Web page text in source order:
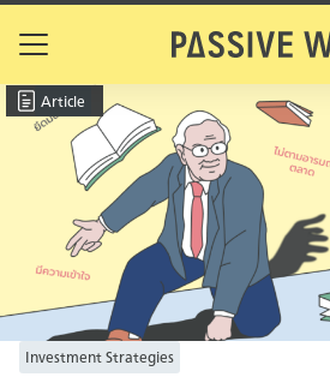
Skip
for:Article
Investment Strategies